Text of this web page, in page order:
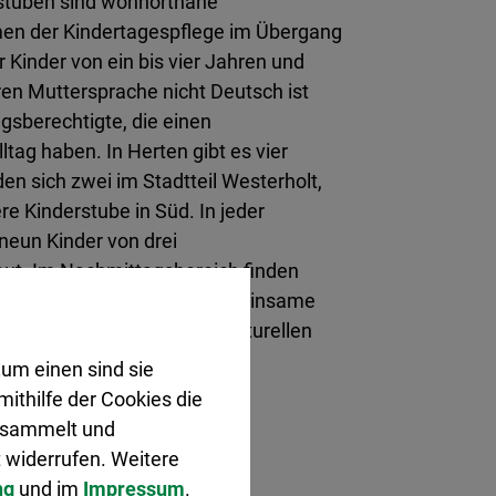
der Kindertagespflege im Übergang
von ein bis vier Jahren und
Muttersprache nicht Deutsch ist
die einen
haben. In Herten gibt es vier
sich zwei im Stadtteil Westerholt,
Kinderstube in Süd. In jeder
Kinder von drei
Im Nachmittagsbereich finden
Familien statt. Die gemeinsame
Kennenlernen und interkulturellen
einen sind sie
der Cookies die
und
widerrufen. Weitere
und im Impressum.